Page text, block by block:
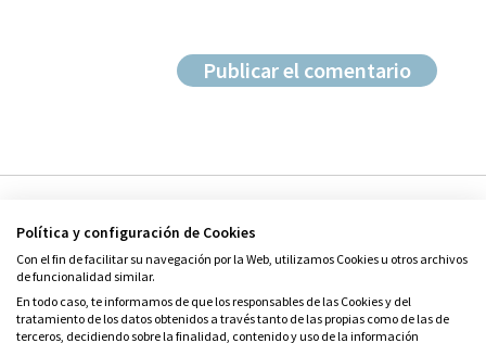
© Grupo SM
Política y configuración de Cookies
Con el fin de facilitar su navegación por la Web, utilizamos Cookies u otros archivos
de funcionalidad similar.
En todo caso, te informamos de que los responsables de las Cookies y del
tratamiento de los datos obtenidos a través tanto de las propias como de las de
terceros, decidiendo sobre la finalidad, contenido y uso de la información